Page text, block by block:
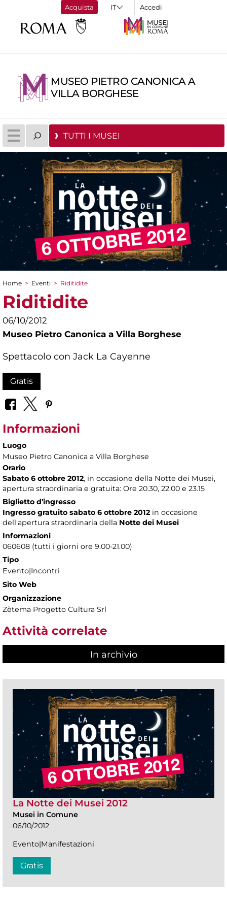
Acquista Accedi
MUSEO PIETRO CANONICA A
VILLA BORGHESE
TUTTI I MUSEI
Tu sei qui
Home > Eventi > Riditidite
Riditidite
06/10/2012
Museo Pietro Canonica a Villa Borghese
Spettacolo con Jack La Cayenne
Gratis
Informazioni
Luogo
Museo Pietro Canonica a Villa Borghese
Orario
Sabato 6 ottobre 2012, in occasione della Notte dei Musei,
apertura straordinaria e gratuita: Ore 20.30, 22.00 e 23.15
Biglietto d'ingresso
Ingresso gratuito sabato 6 ottobre 2012 in occasione
dell'apertura straordinaria della Notte dei Musei
Informazioni
060608 (tutti i giorni ore 9.00-21.00)
Tipo
Evento|Incontri
Sito Web
Organizzazione
Zètema Progetto Cultura Srl
Attività correlate
In archivio
La Notte dei Musei 2012
Musei in Comune
06/10/2012
Evento|Manifestazioni
Gratis